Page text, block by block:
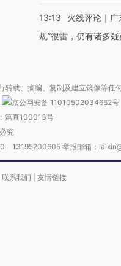
13:13
火线评论｜广
规”很雷，仍有诸多疑
载、摘编、复制及建立镜像等任何
京公网安备 11010502034662号
第直100013号
究
13195200605 举报邮箱：
联系我们 友情链接